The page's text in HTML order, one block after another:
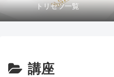
トリセツ一覧
企業・法人・団体の方へ
講座